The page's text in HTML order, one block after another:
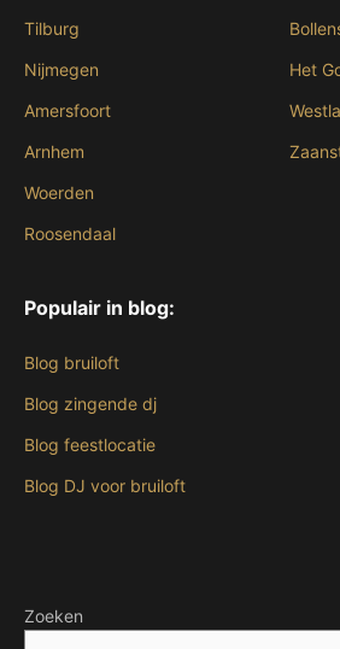
Tilburg
Nijmegen
Amersfoort
Arnhem
Woerden
Roosendaal
Het
Populair in blog:
Blog bruiloft
Blog zingende dj
Blog feestlocatie
Blog DJ voor bruiloft
Zoeken